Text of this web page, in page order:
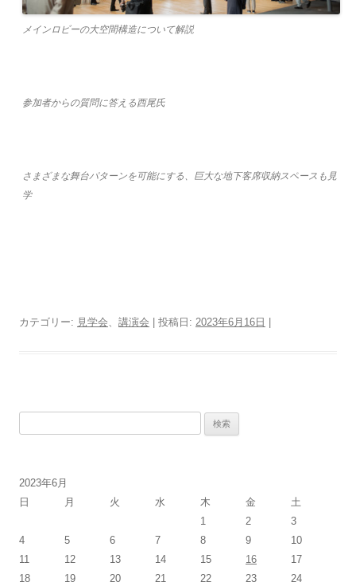
メインロビーの大空間構造について解説
参加者からの質問に答える西尾氏
さまざまな舞台パターンを可能にする、巨大な地下客席収納スペースも見
学
カテゴリー: 見学会、 講演会 | 投稿日: 2023年6月16日
2023年6月
日
月 火 水 木 金
土
1
2
3
4
5 6 7 8 9
10
11
12 13 14 15 16
17
18
19 20 21 22 23 24